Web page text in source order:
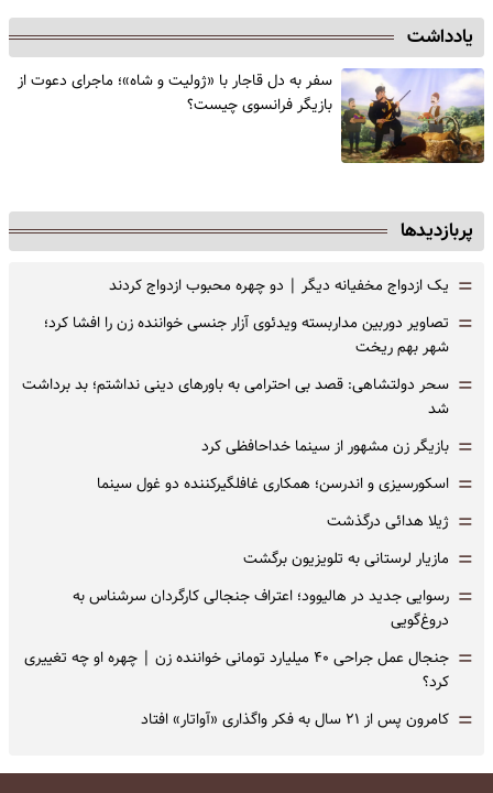
یادداشت
سفر به دل قاجار با «ژولیت و شاه»؛ ماجرای دعوت از
‌بازیگر فرانسوی چیست؟
پربازدیدها
= یک ازدواج مخفیانه دیگر | دو چهره محبوب ازدواج کردند
= تصاویر دوربین مداربسته ویدئوی آزار جنسی خواننده زن را افشا کرد؛
شهر بهم ریخت
= سحر دولتشاهی: قصد بی احترامی به باورهای دینی نداشتم؛ بد برداشت
شد
= بازیگر زن مشهور از سینما خداحافظی کرد
= اسکورسیزی و اندرسن؛ همکاری غافلگیرکننده دو غول سینما
= ژیلا هدائی درگذشت
= مازیار لرستانی به تلویزیون برگشت
= رسوایی جدید در هالیوود؛ اعتراف جنجالی کارگردان سرشناس به
دروغ‌گویی
=
جنجال عمل جراحی ۴۰ میلیارد تومانی خواننده زن | چهره او چه تغییری
کرد؟
= کامرون پس از ۲۱ سال به فکر واگذاری «آواتار» افتاد